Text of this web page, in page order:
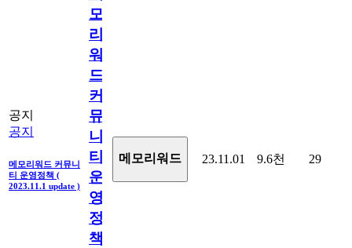
공지
공지
메모리워드 커뮤니
티 운영정책 (
2023.11.1 update )
모
리
워
드
커
뮤
니
티
운
영
정
책
메모리워드 23.11.01 9.6천 29